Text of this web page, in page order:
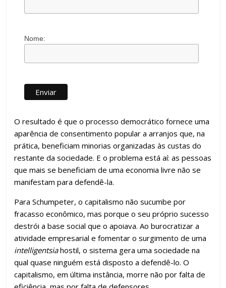
Nome:
O resultado é que o processo democrático fornece uma
aparência de consentimento popular a arranjos que, na
prática, beneficiam minorias organizadas às custas do
restante da sociedade. E o problema está aí: as pessoas
que mais se beneficiam de uma economia livre não se
manifestam para defendê-la.
Para Schumpeter, o capitalismo não sucumbe por
fracasso econômico, mas porque o seu próprio sucesso
destrói a base social que o apoiava. Ao burocratizar a
atividade empresarial e fomentar o surgimento de uma
intelligentsiahostil, o sistema gera uma sociedade na
qual quase ninguém está disposto a defendê-lo. O
capitalismo, em última instância, morre não por falta de